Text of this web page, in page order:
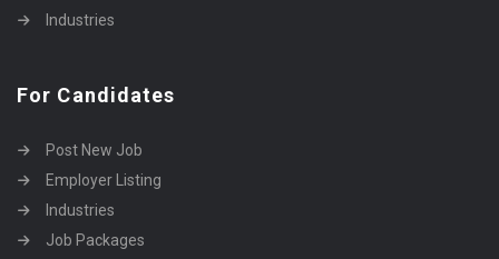
Industries
For Candidates
Post New Job
Employer Listing
Industries
Job Packages